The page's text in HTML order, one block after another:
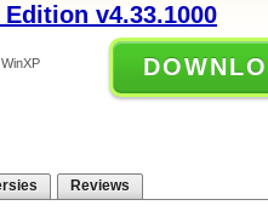
v4.33.1000
Reviews